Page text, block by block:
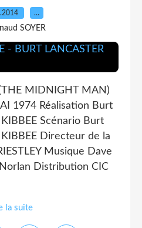
…
SOYER
(THE MIDNIGHT MAN)
1974 Réalisation Burt
KIBBEE Scénario Burt
KIBBEE Directeur de la
Musique Dave
Distribution CIC
la suite